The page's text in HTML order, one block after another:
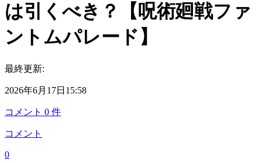
は引くべき？【呪術廻戦ファ
ントムパレード】
最終更新:
2026年6月17日15:58
コメント 0 件
コメント
0